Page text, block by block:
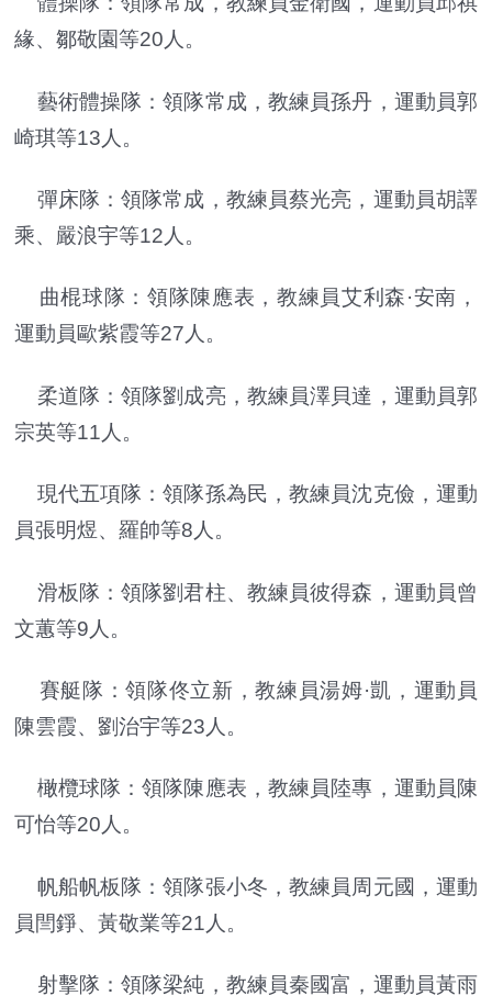
緣、鄒敬園等20人。
藝術體操隊：領隊常成，教練員孫丹，運動員郭
崎琪等13人。
彈床隊：領隊常成，教練員蔡光亮，運動員胡譯
乘、嚴浪宇等12人。
曲棍球隊：領隊陳應表，教練員艾利森·安南，
運動員歐紫霞等27人。
柔道隊：領隊劉成亮，教練員澤貝達，運動員郭
宗英等11人。
現代五項隊：領隊孫為民，教練員沈克儉，運動
員張明煜、羅帥等8人。
滑板隊：領隊劉君柱、教練員彼得森，運動員曾
文蕙等9人。
賽艇隊：領隊佟立新，教練員湯姆·凱，運動員
陳雲霞、劉治宇等23人。
橄欖球隊：領隊陳應表，教練員陸專，運動員陳
可怡等20人。
帆船帆板隊：領隊張小冬，教練員周元國，運動
員閆錚、黃敬業等21人。
射擊隊：領隊梁純，教練員秦國富，運動員黃雨